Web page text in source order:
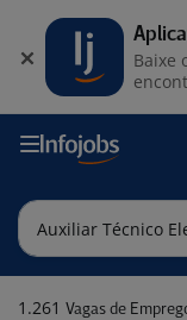
1.261 Vagas de
Baixe